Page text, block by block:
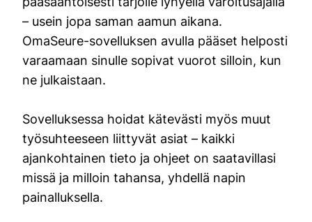
– usein jopa saman aamun aikana.
OmaSeure-sovelluksen avulla pääset helposti
varaamaan sinulle sopivat vuorot silloin, kun
ne julkaistaan.
Sovelluksessa hoidat kätevästi myös muut
työsuhteeseen liittyvät asiat – kaikki
ajankohtainen tieto ja ohjeet on saatavillasi
missä ja milloin tahansa, yhdellä napin
painalluksella.